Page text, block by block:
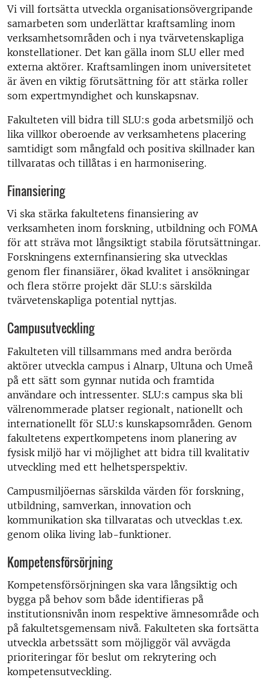
Vi vill fortsätta utveckla organisationsövergripande
samarbeten som underlättar kraftsamling inom
verksamhetsområden och i nya tvärvetenskapliga
konstellationer. Det kan gälla inom SLU eller med
externa aktörer. Kraftsamlingen inom universitetet
är även en viktig förutsättning för att stärka roller
som expertmyndighet och kunskapsnav.
Fakulteten vill bidra till SLU:s goda arbetsmiljö och
lika villkor oberoende av verksamhetens placering
samtidigt som mångfald och positiva skillnader kan
tillvaratas och tillåtas i en harmonisering.
Finansiering
Vi ska stärka fakultetens finansiering av
verksamheten inom forskning, utbildning och FOMA
för att sträva mot långsiktigt stabila förutsättningar.
Forskningens externfinansiering ska utvecklas
genom fler finansiärer, ökad kvalitet i ansökningar
och flera större projekt där SLU:s särskilda
tvärvetenskapliga potential nyttjas.
Campusutveckling
Fakulteten vill tillsammans med andra berörda
aktörer utveckla campus i Alnarp, Ultuna och Umeå
på ett sätt som gynnar nutida och framtida
användare och intressenter. SLU:s campus ska bli
välrenommerade platser regionalt, nationellt och
internationellt för SLU:s kunskapsområden. Genom
fakultetens expertkompetens inom planering av
fysisk miljö har vi möjlighet att bidra till kvalitativ
utveckling med ett helhetsperspektiv.
Campusmiljöernas särskilda värden för forskning,
utbildning, samverkan, innovation och
kommunikation ska tillvaratas och utvecklas t.ex.
genom olika living lab-funktioner.
Kompetensförsörjning
Kompetensförsörjningen ska vara långsiktig och
bygga på behov som både identifieras på
institutionsnivån inom respektive ämnesområde och
på fakultetsgemensam nivå. Fakulteten ska fortsätta
utveckla arbetssätt som möjliggör väl avvägda
prioriteringar för beslut om rekrytering och
kompetensutveckling.